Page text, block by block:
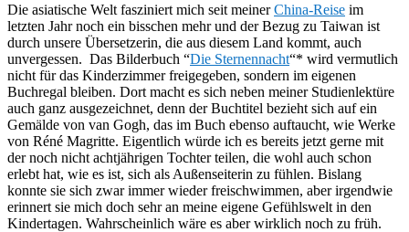
Die asiatische Welt fasziniert mich seit meinerChina-Reise im
letzten Jahr noch ein bisschen mehr und der Bezug zu Taiwan ist
durch unsere Übersetzerin, die aus diesem Land kommt, auch
unvergessen. Das Bilderbuch “Die Sternennacht“* wird vermutlich
nicht für das Kinderzimmer freigegeben, sondern im eigenen
Buchregal bleiben. Dort macht es sich neben meiner Studienlektüre
auch ganz ausgezeichnet, denn der Buchtitel bezieht sich auf ein
Gemälde von van Gogh, das im Buch ebenso auftaucht, wie Werke
von Réné Magritte. Eigentlich würde ich es bereits jetzt gerne mit
der noch nicht achtjährigen Tochter teilen, die wohl auch schon
erlebt hat, wie es ist, sich als Außenseiterin zu fühlen. Bislang
konnte sie sich zwar immer wieder freischwimmen, aber irgendwie
erinnert sie mich doch sehr an meine eigene Gefühlswelt in den
Kindertagen. Wahrscheinlich wäre es aber wirklich noch zu früh.